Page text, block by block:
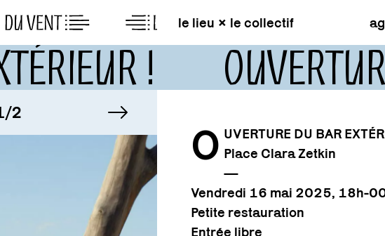
le lieu × le collectif
!
O UVERTURE DU BAR
Place Clara Zetkin
—
Vendredi 16 mai 2025, 18h-
Petite restauration
Entrée libre
2
IMAGE
1/2